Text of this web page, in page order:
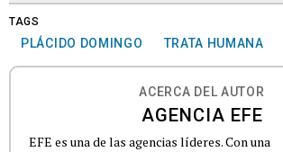
TAGS
PLÁCIDO DOMINGO TRATA HUMANA
ACERCA DEL AUTOR
AGENCIA EFE
EFE es una de las agencias líderes. Con una